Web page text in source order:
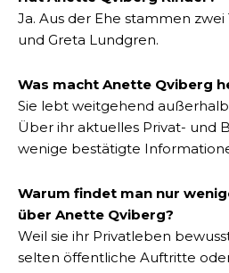
Ja. Aus der Ehe stammen
und Greta Lundgren.
Was macht Anette Qviberg
Sie lebt weitgehend
Über ihr aktuelles Privat- und
wenige bestätigte
Warum findet man nur
über Anette Qviberg?
Weil sie ihr Privatleben
selten öffentliche Auftritte